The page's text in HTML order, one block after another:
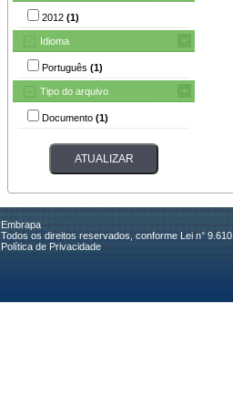
2012 (1)
Idioma
Português (1)
Tipo do arquivo
Documento (1)
Embrapa
Todos os direitos reservados, conforme Lei n° 9.610
Política de Privacidade